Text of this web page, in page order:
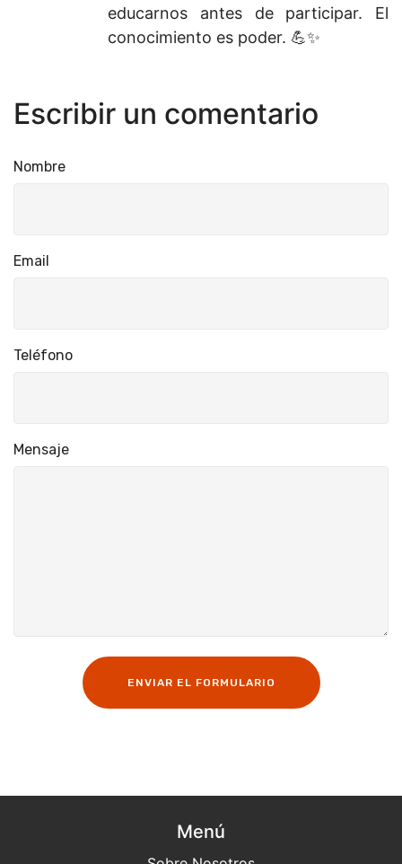
educarnos antes de participar. El
conocimiento es poder. 💪✨
Escribir un comentario
Nombre
Email
Teléfono
Mensaje
ENVIAR EL FORMULARIO
Menú